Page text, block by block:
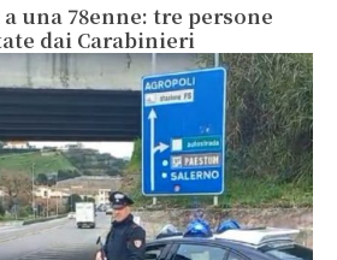
una 78enne: tre persone
dai Carabinieri